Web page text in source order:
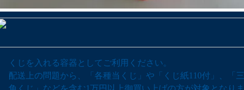
くじを入れる容器としてご利用ください。
配送上の問題から、「各種当くじ」や「くじ紙110付」、「三